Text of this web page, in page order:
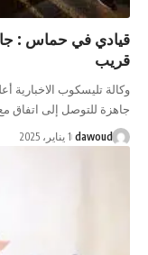
في حماس : جاهزون
تليسكوب الاخبارية أعلن
للتوصل إلى اتفاق مع
dawoud 1 يناير، 2025